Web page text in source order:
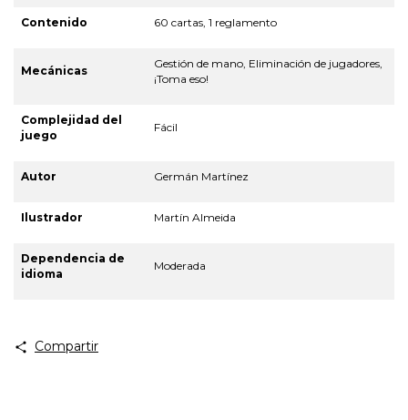
Contenido 60 cartas, 1 reglamento
Mecánicas
Gestión de mano, Eliminación de jugadores,
¡Toma eso!
Complejidad del
juego
Fácil
Autor Germán Martínez
Ilustrador Martín Almeida
Dependencia de
idioma
Moderada
Compartir